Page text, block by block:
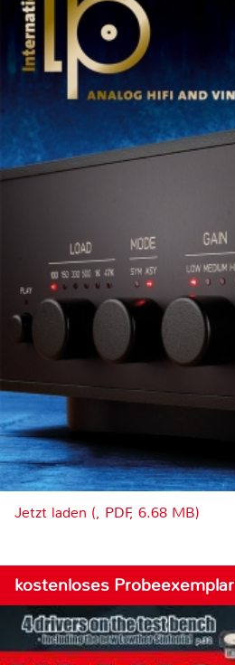
Jetzt laden (, PDF, 6.68 MB)
kostenloses Probeexemplar